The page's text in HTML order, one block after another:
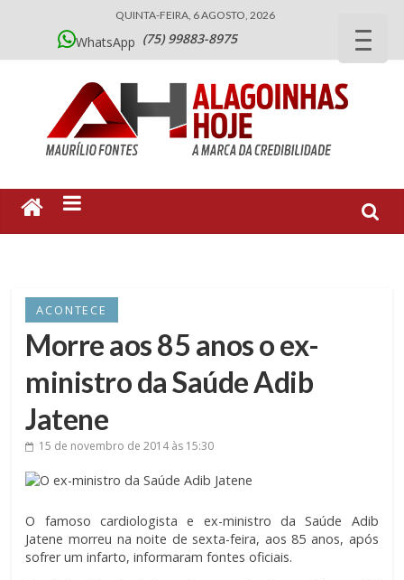
QUINTA-FEIRA, 6 AGOSTO, 2026
WhatsApp (75) 99883-8975
ACONTECE
Morre aos 85 anos o ex-
ministro da Saúde Adib
Jatene
15 de novembro de 2014às 15:30
O famoso cardiologista e ex-ministro da Saúde Adib
Jatene morreu na noite de sexta-feira, aos 85 anos, após
sofrer um infarto, informaram fontes oficiais.